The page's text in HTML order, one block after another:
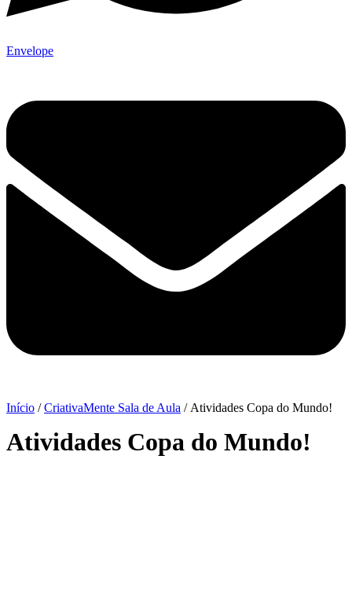
Envelope
Início /CriativaMente Sala de Aula / Atividades Copa do Mundo!
Atividades Copa do Mundo!